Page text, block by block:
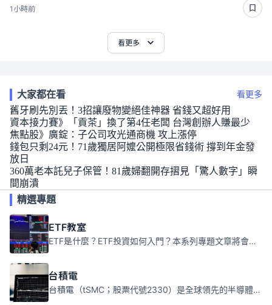
1小時前
看更多
大家都在看 看更多
舊牙刷先別丟！3招讓廢物變絕佳神器 省錢又超好用
資本接力賽》「貢茶」換了第4任老闆 台灣創辦人賺最少
焦點股》廣錠：子公司攻光通商機 攻上漲停
錢包只剩24元！71歲獨居阿嬤公開極限省錢術 撐到年金發
放日
360萬老本託兒子保管！81歲婦翻開存摺見「驚人數字」瞬
間崩潰
精選專題
ETF教室
ETF是什麼？ETF投資如何入門？本系列專題文章將會告訴你新手必須知道的ETF基礎知識。
台積電
台積電（tSMC；股票代號2330）是全球領先的半導體代工公司，成立於1987年，總部位於台灣新竹。且已於美國、日本、德國及中國設廠，台積電是全球首家專業積體電路製造服務公司，也是全球最先進和最大規模的半導體代工廠。